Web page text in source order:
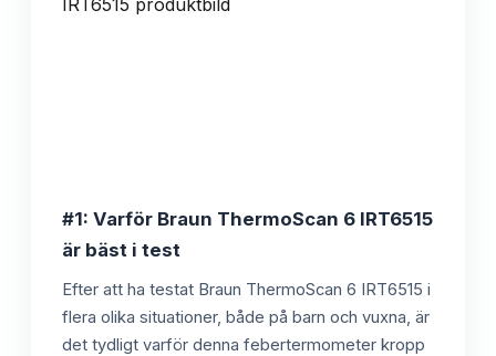
#1: Varför Braun ThermoScan 6 IRT6515
är bäst i test
Efter att ha testat Braun ThermoScan 6 IRT6515 i
flera olika situationer, både på barn och vuxna, är
det tydligt varför denna febertermometer kropp